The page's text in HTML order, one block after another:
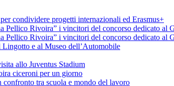
condividere progetti internazionali ed Erasmus+
Pellico Rivoira” i vincitori del concorso dedicato al
Pellico Rivoira” i vincitori del concorso dedicato al
e al Museo dell’Automobile
allo Juventus Stadium
ciceroni per un giorno
tra scuola e mondo del lavoro